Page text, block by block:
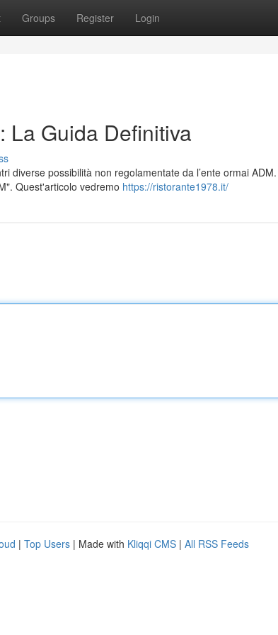
Groups Register Login
La Guida Definitiva
diverse possibilità non regolamentate da l’ente ormai
Quest'articolo vedremo https://ristorante1978.it/
| Top Users | Made with Kliqqi CMS | All RSS Feeds